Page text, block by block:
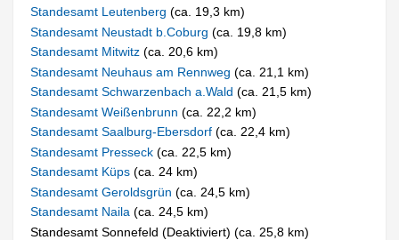
Standesamt Leutenberg(ca. 19,3 km)
Standesamt Neustadt b.Coburg(ca. 19,8 km)
Standesamt Mitwitz(ca. 20,6 km)
Standesamt Neuhaus am Rennweg(ca. 21,1 km)
Standesamt Schwarzenbach a.Wald(ca. 21,5 km)
Standesamt Weißenbrunn(ca. 22,2 km)
Standesamt Saalburg-Ebersdorf(ca. 22,4 km)
Standesamt Presseck(ca. 22,5 km)
Standesamt Küps(ca. 24 km)
Standesamt Geroldsgrün(ca. 24,5 km)
Standesamt Naila(ca. 24,5 km)
Standesamt Sonnefeld (Deaktiviert) (ca. 25,8 km)